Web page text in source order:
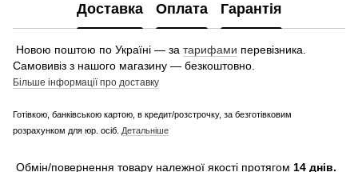
Доставка Оплата Гарантія
Новою поштою по Україні — за тарифами перевізника.
Самовивіз з нашого магазину — безкоштовно.
Більше інформації про доставку
Готівкою, банківською картою, в кредит/розстрочку, за безготівковим
розрахунком для юр. осіб. Детальніше
Обмін/повернення товару належної якості протягом 14 днів.